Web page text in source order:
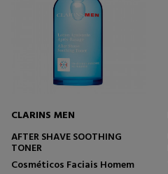
CLARINS MEN
AFTER SHAVE SOOTHING
TONER
Cosméticos Faciais Homem